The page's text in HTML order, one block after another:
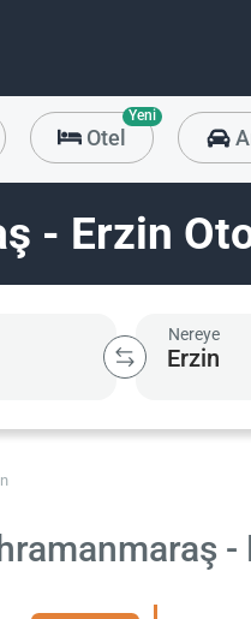
Otel
Yeni
- Erzin
Nereye
-